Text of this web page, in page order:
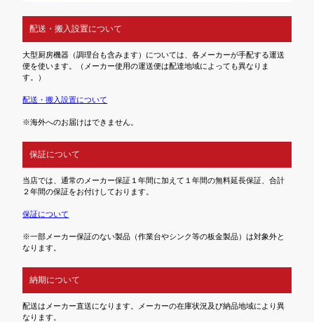
配送・搬入設置について
大型厨房機器（調理台も含みます）については、各メーカーが手配する運送
便を使います。（メーカー使用の運送便は配達地域によっても異なりま
す。）
配送・搬入設置について
※海外へのお届けはできません。
保証について
当店では、通常のメーカー保証１年間に加えて１年間の無料延長保証、合計
２年間の保証をお付けしております。
保証について
※一部メーカー保証のない製品（作業台やシンク等の板金製品）は対象外と
なります。
納期について
配送はメーカー直送になります。メーカーの在庫状況及び納品地域により異
なります。